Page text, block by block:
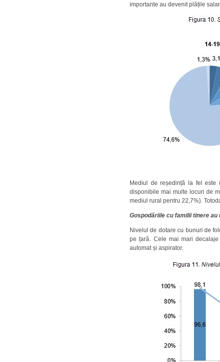
importante au devenit plățile
Mediul de reședință la fel este
disponibile mai multe locuri de
mediul rural pentru 22,7%).
Gospodăriile cu familii tinere
Nivelul de dotare cu bunuri de
pe țară. Cele mai mari
automat și aspirator.